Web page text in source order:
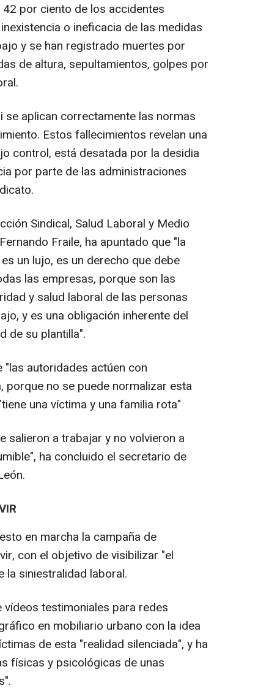
por ciento de los accidentes
o ineficacia de las medidas
y se han registrado muertes por
de altura, sepultamientos, golpes por
aplican correctamente las normas
Estos fallecimientos revelan una
control, está desatada por la desidia
por parte de las administraciones
Sindical, Salud Laboral y Medio
Fraile, ha apuntado que "la
un lujo, es un derecho que debe
las empresas, porque son las
y salud laboral de las personas
y es una obligación inherente del
de su plantilla".
"las autoridades actúen con
porque no se puede normalizar esta
una víctima y una familia rota"
salieron a trabajar y no volvieron a
ha concluido el secretario de
en marcha la campaña de
con el objetivo de visibilizar "el
la siniestralidad laboral.
vídeos testimoniales para redes
en mobiliario urbano con la idea
de esta "realidad silenciada", y ha
físicas y psicológicas de unas